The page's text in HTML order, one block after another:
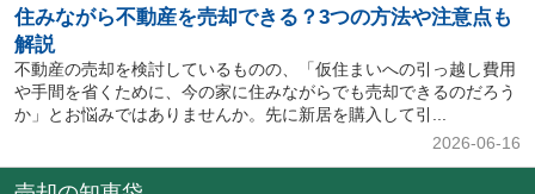
住みながら不動産を売却できる？3つの方法や注意点も
解説
不動産の売却を検討しているものの、「仮住まいへの引っ越し費用
や手間を省くために、今の家に住みながらでも売却できるのだろう
か」とお悩みではありませんか。先に新居を購入して引...
2026-06-16